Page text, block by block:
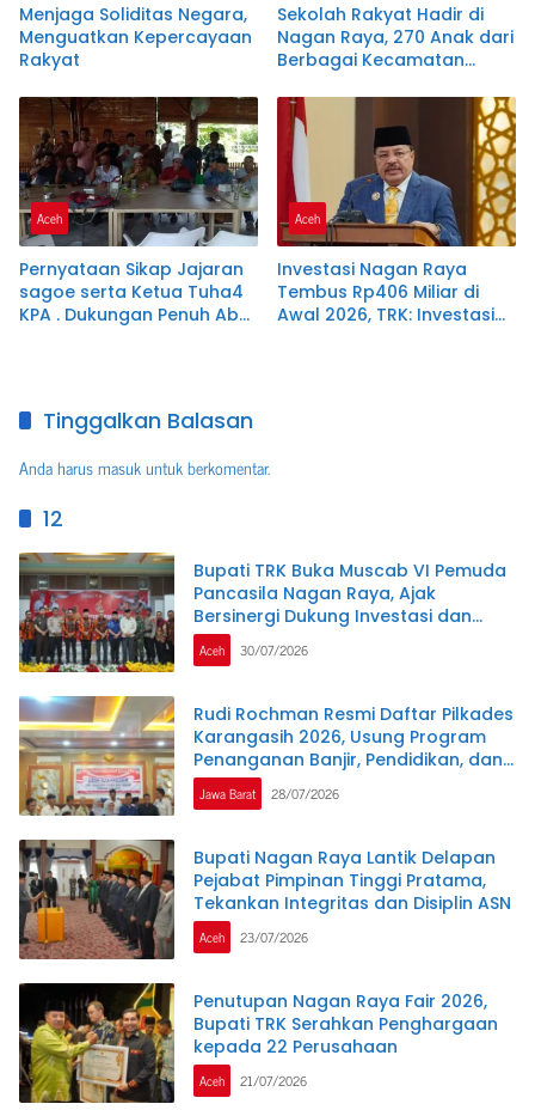
Menjaga Soliditas Negara,
Menguatkan Kepercayaan
Rakyat
Sekolah Rakyat Hadir di
Nagan Raya, 270 Anak dari
Berbagai Kecamatan
Aceh
Pernyataan Sikap Jajaran
sagoe serta Ketua Tuha4
KPA . Dukungan Penuh Abu
Aceh
Investasi Nagan Raya
Tembus Rp406 Miliar di
Awal 2026, TRK: Investasi
Tinggalkan Balasan
Anda harusmasukuntuk berkomentar.
12
Bupati TRK Buka Muscab VI Pemuda
Pancasila Nagan Raya, Ajak
Bersinergi Dukung Investasi dan
Pembangunan Daerah
Aceh 30/07/2026
Rudi Rochman Resmi Daftar Pilkades
Karangasih 2026, Usung Program
Penanganan Banjir, Pendidikan, dan
Kesejahteraan Guru Ngaji
Jawa Barat 28/07/2026
Bupati Nagan Raya Lantik Delapan
Pejabat Pimpinan Tinggi Pratama,
Tekankan Integritas dan Disiplin ASN
Aceh 23/07/2026
Penutupan Nagan Raya Fair 2026,
Bupati TRK Serahkan Penghargaan
kepada 22 Perusahaan
Aceh 21/07/2026